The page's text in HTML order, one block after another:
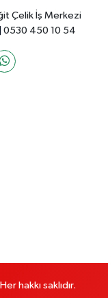
Çelik İş Merkezi
0530 450 10 54
hakkı saklıdır.